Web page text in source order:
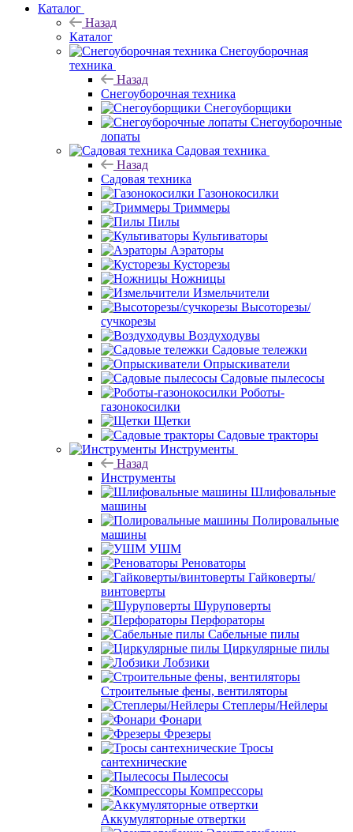
Каталог
Назад
Каталог
Снегоуборочная
техника
Назад
Снегоуборочная техника
Снегоуборщики
Снегоуборочные
лопаты
Садовая техника
Назад
Садовая техника
Газонокосилки
Триммеры
Пилы
Культиваторы
Аэраторы
Кусторезы
Ножницы
Измельчители
Высоторезы/
сучкорезы
Воздуходувы
Садовые тележки
Опрыскиватели
Садовые пылесосы
Роботы-
газонокосилки
Щетки
Садовые тракторы
Инструменты
Назад
Инструменты
Шлифовальные
машины
Полировальные
машины
УШМ
Реноваторы
Гайковерты/
винтоверты
Шуруповерты
Перфораторы
Сабельные пилы
Циркулярные пилы
Лобзики
Строительные фены, вентиляторы
Степлеры/Нейлеры
Фонари
Фрезеры
Тросы
сантехнические
Пылесосы
Компрессоры
Аккумуляторные отвертки